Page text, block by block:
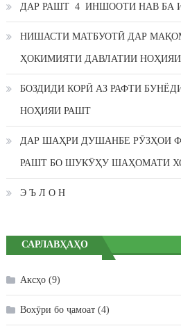
ДАР РАШТ 4 ИНШООТИ НАВ БА
НИШАСТИ МАТБУОТӢ ДАР
ҲОКИМИЯТИ ДАВЛАТИИ
БОЗДИДИ КОРӢ АЗ РАФТИ
НОҲИЯИ РАШТ
ДАР ШАҲРИ ДУШАНБЕ РӮЗҲОИ
РАШТ БО ШУКӮҲУ ШАҲОМАТИ
Э Ъ Л О Н
САРЛАВҲАҲО
Аксҳо(9)
Вохӯри бо ҷамоат(4)